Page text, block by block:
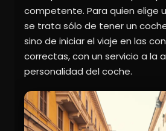
competente. Para quien elige
se trata sólo de tener un
sino de iniciar el viaje en las
correctas, con un servicio a la
personalidad del coche.